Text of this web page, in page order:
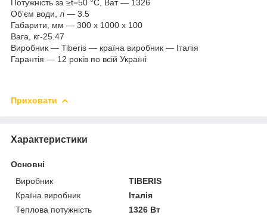
Потужність за ≥t=50 °C, Ват — 1326
Об'єм води, л — 3.5
Габарити, мм — 300 х 1000 х 100
Вага, кг-25.47
Виробник — Tiberis — країна виробник — Італія
Гарантія — 12 років по всій Україні
Приховати
Характеристики
Основні
Виробник
TIBERIS
Країна виробник
Італія
Теплова потужність
1326 Вт